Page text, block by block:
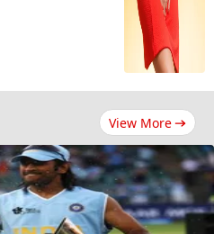
View More